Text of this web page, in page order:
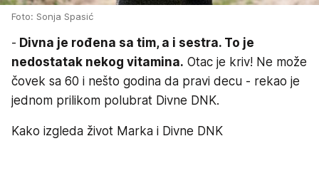
Foto: Sonja Spasić
- Divna je rođena sa tim, a i sestra. To je
nedostatak nekog vitamina. Otac je kriv! Ne može
čovek sa 60 i nešto godina da pravi decu - rekao je
jednom prilikom polubrat Divne DNK.
Kako izgleda život Marka i Divne DNK